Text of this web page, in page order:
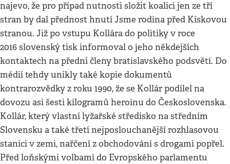
najevo, že pro případ nutnosti složit koalici jen ze tří
stran by dal přednost hnutí Jsme rodina před Kiskovou
stranou. Již po vstupu Kollára do politiky v roce
2016 slovenský tisk informoval o jeho někdejších
kontaktech na přední členy bratislavského podsvětí. Do
médií tehdy unikly také kopie dokumentů
kontrarozvědky z roku 1990, že se Kollár podílel na
dovozu asi šesti kilogramů heroinu do Československa.
Kollár, který vlastní lyžařské středisko na středním
Slovensku a také třetí nejposlouchanější rozhlasovou
stanici v zemi, nařčení z obchodování s drogami popřel.
Před loňskými volbami do Evropského parlamentu